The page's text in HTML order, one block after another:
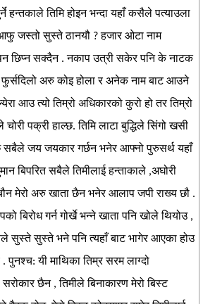
हन्तकाले तिमि होइन भन्दा यहाँ कसैले पत्याउला
जस्तो सुस्ते ठानयौ ? हजार ओटा नाम
छिप्न सक्दैन . नकाप उत्री सकेर पनि के नाटक
फुर्सदिलो अरु कोइ होला र अनेक नाम बाट आउने
आउ त्यो तिम्रो अधिकारको कुरो हो तर तिम्रो
पक्री हाल्छ. तिमि लाटा बुद्धिले सिंगो खसी
सबैले जय जयकार गर्छन भनेर आफ्नो पुरुसर्थ यहाँ
बिपरित सबैले तिमीलाई हन्ताकाले ,अघोरी
मेरो अरु खाता छैन भनेर आलाप जपी राख्य छौ .
बिरोध गर्न गोर्खे भन्ने खाता पनि खोले थियोउ ,
सुस्ते सुस्ते भने पनि त्यहाँ बाट भागेर आएका होउ
. पुनश्च: यी माथिका तिम्र सरम लाग्दो
छैन , तिमीले बिनाकारण मेरो बिस्ट